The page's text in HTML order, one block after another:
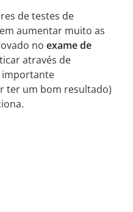
de testes de
aumentar muito as
no exame de
através de
importante
ter um bom resultado)